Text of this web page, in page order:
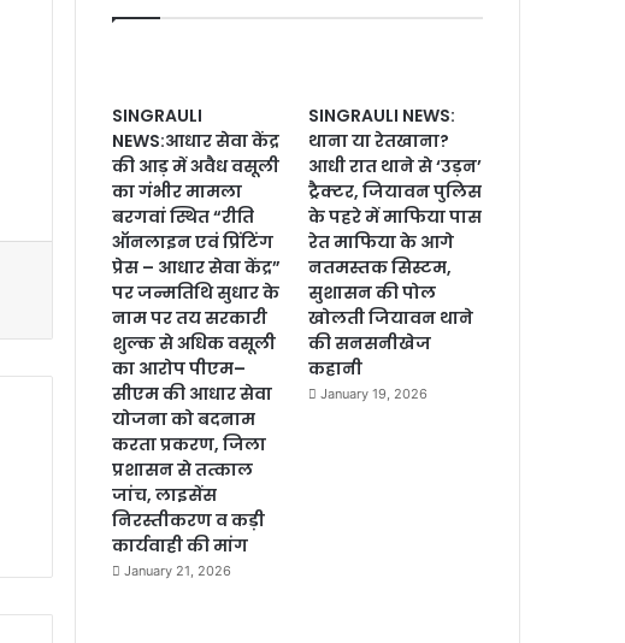
SINGRAULI
NEWS:आधार सेवा केंद्र
की आड़ में अवैध वसूली
का गंभीर मामला
बरगवां स्थित “रीति
ऑनलाइन एवं प्रिंटिंग
प्रेस – आधार सेवा केंद्र”
पर जन्मतिथि सुधार के
नाम पर तय सरकारी
शुल्क से अधिक वसूली
का आरोप पीएम–
सीएम की आधार सेवा
योजना को बदनाम
करता प्रकरण, जिला
प्रशासन से तत्काल
जांच, लाइसेंस
निरस्तीकरण व कड़ी
कार्यवाही की मांग
January 21, 2026
SINGRAULI NEWS:
थाना या रेतखाना?
आधी रात थाने से ‘उड़न’
ट्रैक्टर, जियावन पुलिस
के पहरे में माफिया पास
रेत माफिया के आगे
नतमस्तक सिस्टम,
सुशासन की पोल
खोलती जियावन थाने
की सनसनीखेज
कहानी
January 19, 2026